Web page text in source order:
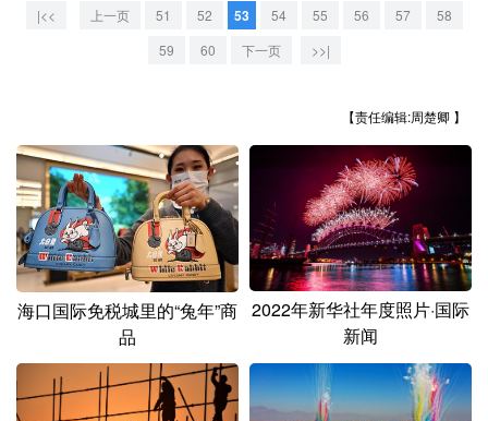
安徽 福建
广东 广西 海南 重庆
四川 贵州 西藏
陕西 甘肃 青海 宁夏
新疆 内蒙古 黑龙江
多语种频道
English Español Français عربى
|<< 上一页 51 52 53 54 55 56 57
58
59
60 下一页 >>|
【责任编辑:周楚卿 】
海口国际免税城里的“兔年”商
品
2022年新华社年度照片·国际
新闻